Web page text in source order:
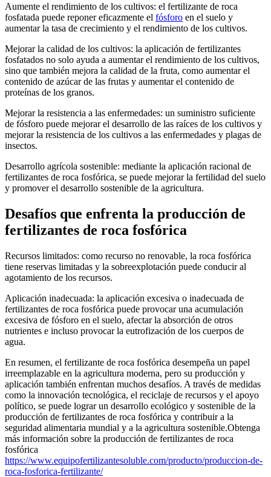
Aumente el rendimiento de los cultivos: el fertilizante de roca
fosfatada puede reponer eficazmente el fósforo en el suelo y
aumentar la tasa de crecimiento y el rendimiento de los cultivos.
Mejorar la calidad de los cultivos: la aplicación de fertilizantes
fosfatados no solo ayuda a aumentar el rendimiento de los cultivos,
sino que también mejora la calidad de la fruta, como aumentar el
contenido de azúcar de las frutas y aumentar el contenido de
proteínas de los granos.
Mejorar la resistencia a las enfermedades: un suministro suficiente
de fósforo puede mejorar el desarrollo de las raíces de los cultivos y
mejorar la resistencia de los cultivos a las enfermedades y plagas de
insectos.
Desarrollo agrícola sostenible: mediante la aplicación racional de
fertilizantes de roca fosfórica, se puede mejorar la fertilidad del suelo
y promover el desarrollo sostenible de la agricultura.
Desafíos que enfrenta la producción de
fertilizantes de roca fosfórica
Recursos limitados: como recurso no renovable, la roca fosfórica
tiene reservas limitadas y la sobreexplotación puede conducir al
agotamiento de los recursos.
Aplicación inadecuada: la aplicación excesiva o inadecuada de
fertilizantes de roca fosfórica puede provocar una acumulación
excesiva de fósforo en el suelo, afectar la absorción de otros
nutrientes e incluso provocar la eutrofización de los cuerpos de
agua.
En resumen, el fertilizante de roca fosfórica desempeña un papel
irreemplazable en la agricultura moderna, pero su producción y
aplicación también enfrentan muchos desafíos. A través de medidas
como la innovación tecnológica, el reciclaje de recursos y el apoyo
político, se puede lograr un desarrollo ecológico y sostenible de la
producción de fertilizantes de roca fosfórica y contribuir a la
seguridad alimentaria mundial y a la agricultura sostenible.Obtenga
más información sobre la producción de fertilizantes de roca
fosfórica
https://www.equipofertilizantesoluble.com/producto/produccion-de-
roca-fosforica-fertilizante/